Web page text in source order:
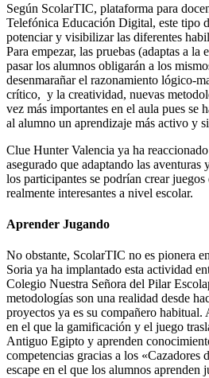
Según ScolarTIC, plataforma para
Telefónica Educación Digital, este tipo
potenciar y visibilizar las diferentes
Para empezar, las pruebas (adaptas a la
pasar los alumnos obligarán a los
desenmarañar el razonamiento lógico-
crítico, y la creatividad, nuevas
vez más importantes en el aula pues se
al alumno un aprendizaje más activo y
Clue Hunter Valencia ya ha
asegurado que adaptando las aventuras
los participantes se podrían crear juegos
realmente interesantes a nivel escolar.
Aprender Jugando
No obstante, ScolarTIC no es pionera
Soria ya ha implantado esta actividad
Colegio Nuestra Señora del Pilar
metodologías son una realidad desde
proyectos ya es su compañero
en el que la gamificación y el juego
Antiguo Egipto y aprenden
competencias gracias a los «Cazadores
escape en el que los alumnos aprenden